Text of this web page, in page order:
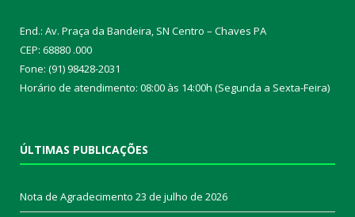
End.: Av. Praça da Bandeira, SN Centro – Chaves PA
CEP: 68880 .000
Fone: (91) 98428-2031
Horário de atendimento: 08:00 às 14:00h (Segunda a Sexta-Feira)
ÚLTIMAS PUBLICAÇÕES
Nota de Agradecimento 23 de julho de 2026